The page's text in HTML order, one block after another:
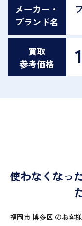
メーカー・
ブランド名
買取
参考価格
使わなくなっ
福岡市 博多区 のお客